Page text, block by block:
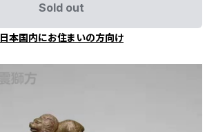
Sold out
日本国内にお住まいの方向け